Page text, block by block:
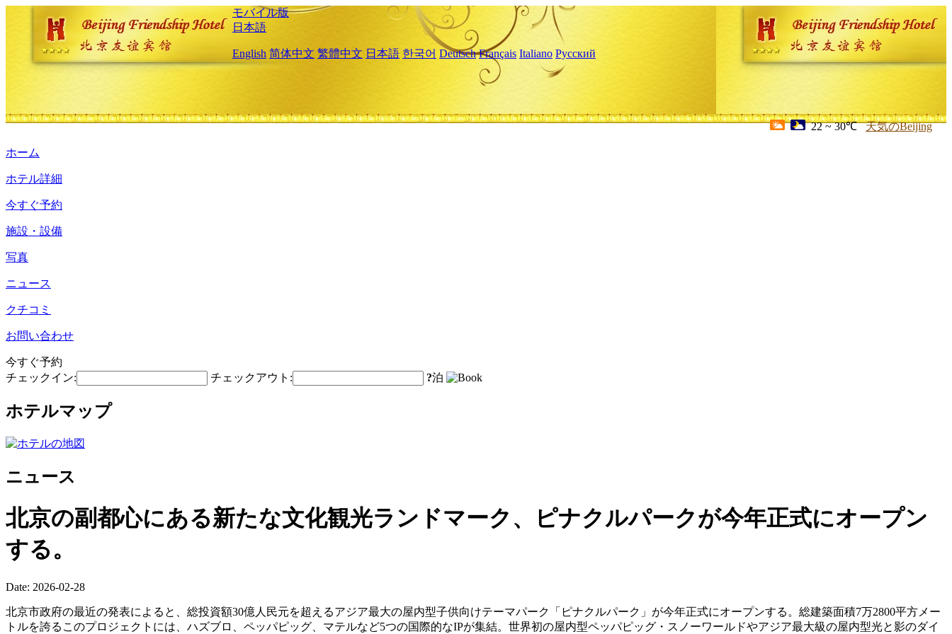
モバイル版
日本語
English 简体中文 繁體中文 日本語 한국어 Deutsch Français Italiano Русский
22 ~ 30℃ 天気のBeijing
ホーム
ホテル詳細
今すぐ予約
施設・設備
写真
ニュース
クチコミ
お問い合わせ
今すぐ予約
チェックイン:
チェックアウト: ?泊
ホテルマップ
ニュース
北京の副都心にある新たな文化観光ランドマーク、ピナクルパークが今年正式にオープン
する。
Date: 2026-02-28
北京市政府の最近の発表によると、総投資額30億人民元を超えるアジア最大の屋内型子供向けテーマパーク「ピナクルパーク」が今年正式にオープンする。総建築面積7万2800平方メー
トルを誇るこのプロジェクトには、ハズブロ、ペッパピッグ、マテルなど5つの国際的なIPが集結。世界初の屋内型ペッパピッグ・スノーワールドやアジア最大級の屋内型光と影のダイ